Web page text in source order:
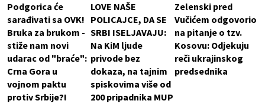
Podgorica će
sarađivati sa OVK!
Bruka za brukom -
stiže nam novi
udarac od "braće":
Crna Gora u
vojnom paktu
protiv Srbije?!
LOVE NAŠE
POLICAJCE, DA SE
SRBI ISELJAVAJU:
Na KiM ljude
privode bez
dokaza, na tajnim
spiskovima više od
200 pripadnika MUP
Zelenski pred
Vučićem odgovorio
na pitanje o tzv.
Kosovu: Odjekuju
reči ukrajinskog
predsednika